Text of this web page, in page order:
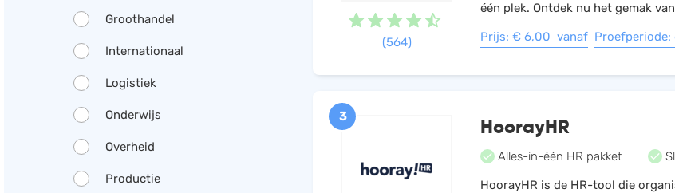
(564)
één plek. Ontdek nu het gemak
Prijs: € 6,00 vanaf
3 HoorayHR
Alles-in-één HR pakket
HoorayHR is de HR-tool die
Groothandel
Internationaal
Logistiek
Onderwijs
Overheid
Productie